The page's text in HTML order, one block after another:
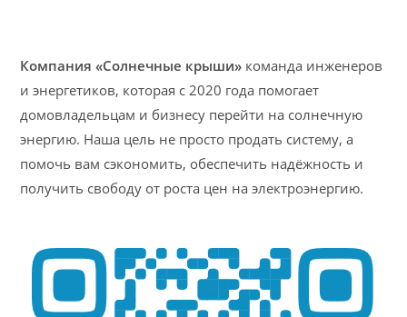
Компания «Солнечные крыши» команда инженеров
и энергетиков, которая с 2020 года помогает
домовладельцам и бизнесу перейти на солнечную
энергию. Наша цель не просто продать систему, а
помочь вам сэкономить, обеспечить надёжность и
получить свободу от роста цен на электроэнергию.